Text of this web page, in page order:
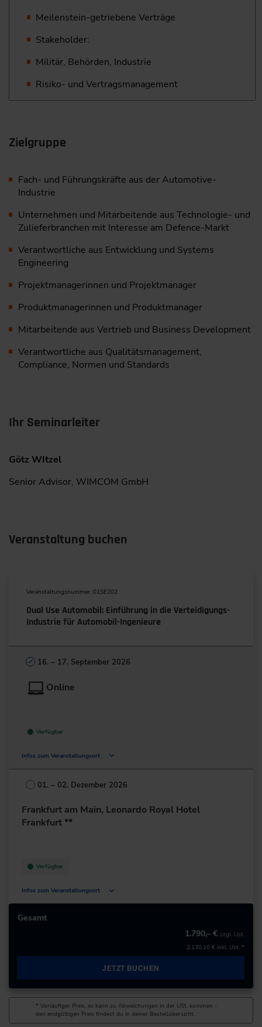
Meilenstein-getriebene Verträge
Stakeholder:
Militär, Behörden, Industrie
Risiko- und Vertragsmanagement
Zielgruppe
Fach- und Führungskräfte aus der Automotive-
Industrie
Unternehmen und Mitarbeitende aus Technologie- und
Zulieferbranchen mit Interesse am Defence-Markt
Verantwortliche aus Entwicklung und Systems
Engineering
Projektmanagerinnen und Projektmanager
Produktmanagerinnen und Produktmanager
Mitarbeitende aus Vertrieb und Business Development
Verantwortliche aus Qualitätsmanagement,
Compliance, Normen und Standards
Ihr Seminarleiter
Götz WItzel
Senior Advisor, WIMCOM GmbH
Veranstaltung buchen
Veranstaltungsnummer: 01SE202
Dual Use Automobil: Einführung in die Verteidigungs-
Industrie für Automobil-Ingenieure
16. – 17. September 2026
Online
Verfügbar
Infos zum Veranstaltungsort
Deutschland
+49 211/6214-201
01. – 02. Dezember 2026
Frankfurt am Main, Leonardo Royal Hotel
Frankfurt **
Verfügbar
Infos zum Veranstaltungsort
Mailänder Straße 1
60598 Frankfurt am Main
+49 69/6802-0
Gesamt
1.790,– € zzgl. Ust.
2.130,10 € inkl. Ust. *
JETZT BUCHEN
* Vorläufiger Preis, es kann zu Abweichungen in der USt. kommen -
den endgültigen Preis findest du in deiner Bestellübersicht.